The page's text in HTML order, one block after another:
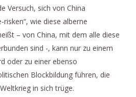
Versuch, sich von China
risken“, wie diese alberne
– von China, mit dem alle diese
sind -, kann nur zu einem
oder zu einer ebenso
Blockbildung führen, die
in sich trüge.